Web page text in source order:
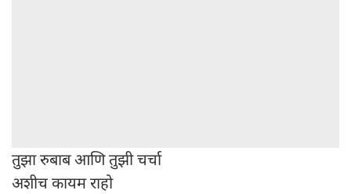
तुझा रुबाब आणि तुझी चर्चा
अशीच कायम राहो